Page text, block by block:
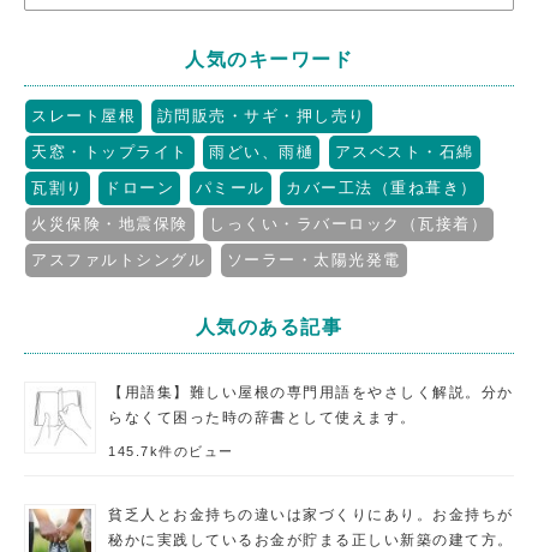
人気のキーワード
スレート屋根
訪問販売・サギ・押し売り
天窓・トップライト
雨どい、雨樋
アスベスト・石綿
瓦割り
ドローン パミール
カバー工法（重ね葺き）
火災保険・地震保険
しっくい・ラバーロック（瓦接着）
アスファルトシングル
ソーラー・太陽光発電
人気のある記事
【用語集】難しい屋根の専門用語をやさしく解説。分か
らなくて困った時の辞書として使えます。
145.7k件のビュー
貧乏人とお金持ちの違いは家づくりにあり。お金持ちが
秘かに実践しているお金が貯まる正しい新築の建て方。